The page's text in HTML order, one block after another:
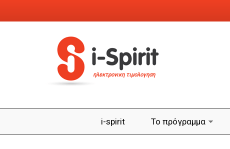
ηλεκτρονικη τιμολογηση
i-spirit Το πρόγραμμα